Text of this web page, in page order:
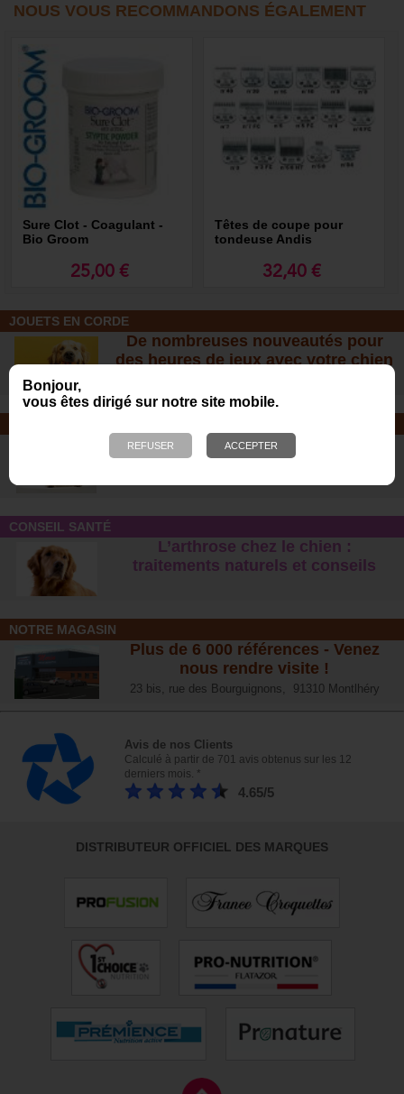
Bonjour,
vous êtes dirigé sur notre site mobile.
NOUS VOUS RECOMMANDONS ÉGALEMENT
Sure Clot - Coagulant -
Bio Groom
25,00 €
Têtes de coupe pour
tondeuse Andis
32,40 €
JOUETS EN CORDE
De nombreuses nouveautés pour
des heures de jeux avec votre chien
Tout pour l'hygiène et les soins de
votre chien !
CONSEIL SANTÉ
L’arthrose chez le chien :
traitements naturels et conseil s
NOTRE MAGASIN
Plus de 6 000 références - Venez
nous rendre visite !
23 bis, rue des Bourguignons, 91310 Montlhéry
Avis de nos Clients
Calculé à partir de 701 avis obtenus sur les 12
derniers mois. *
4.65/5
DISTRIBUTEUR OFFICIEL DES MARQUES